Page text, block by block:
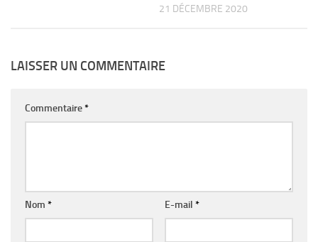
21 DÉCEMBRE 2020
LAISSER UN COMMENTAIRE
Commentaire*
Nom * E-mail *